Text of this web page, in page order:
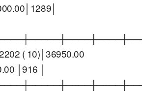
( 10)│36950.00
│916 │